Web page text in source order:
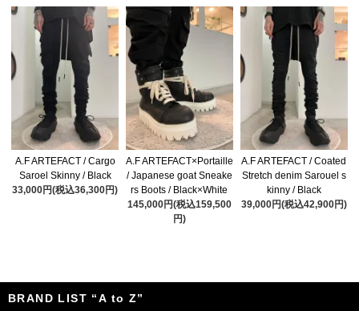
A.F ARTEFACT / Cargo
Saroel Skinny / Black
33,000円(税込36,300円)
A.F ARTEFACT×Portaille
/ Japanese goat Sneake
rs Boots / Black×White
145,000円(税込159,500
円)
A.F ARTEFACT / Coated
Stretch denim Sarouel s
kinny / Black
39,000円(税込42,900円)
BRAND LIST “A to Z”